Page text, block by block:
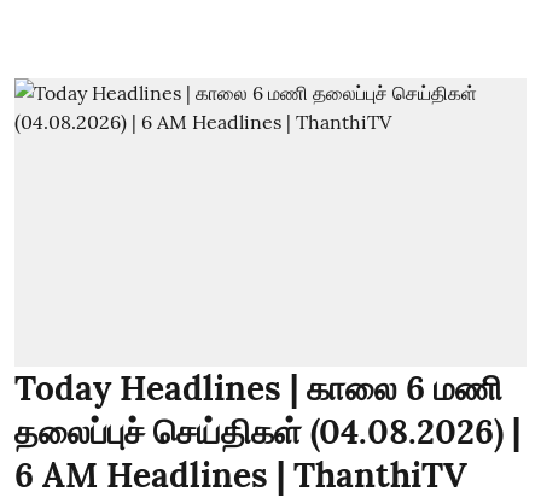
Today Headlines | காலை 6 மணி
தலைப்புச் செய்திகள் (04.08.2026) |
6 AM Headlines | ThanthiTV